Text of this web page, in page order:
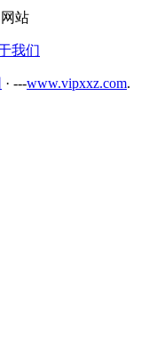
站
我们
· ---www.vipxxz.com.